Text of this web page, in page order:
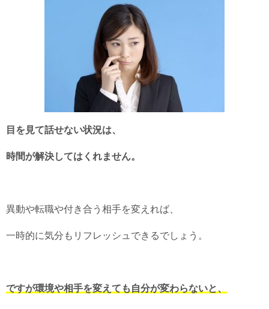
目を見て話せない状況は、
時間が解決してはくれません。
異動や転職や付き合う相手を変えれば、
一時的に気分もリフレッシュできるでしょう。
ですが環境や相手を変えても自分が変わらないと、